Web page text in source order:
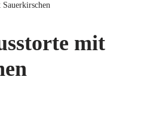
Sauerkirschen
mit